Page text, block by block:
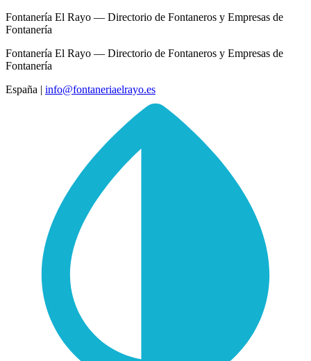
Fontanería El Rayo — Directorio de Fontaneros y Empresas de
Fontanería
Fontanería El Rayo — Directorio de Fontaneros y Empresas de
Fontanería
España | info@fontaneriaelrayo.es